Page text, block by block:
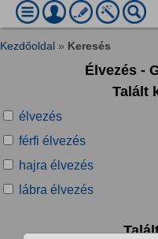
Kezdőoldal » Keresés
Élvezés -
Talált
élvezés
férfi élvezés
hajra élvezés
lábra élvezés